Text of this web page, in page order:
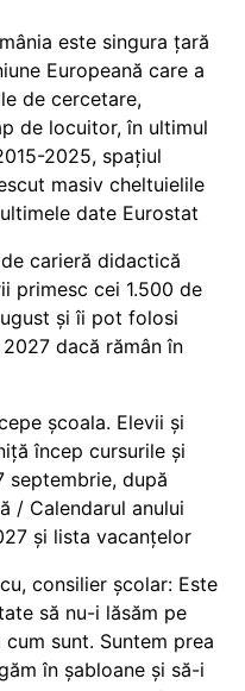
este singura țară
Europeană care a
de cercetare,
de locuitor, în ultimul
2025, spațiul
masiv cheltuielile
date Eurostat
de carieră didactică
primesc cei 1.500 de
și îi pot folosi
dacă rămân în
școala. Elevii și
încep cursurile și
septembrie, după
/ Calendarul anului
și lista vacanțelor
consilier școlar: Este
să nu-i lăsăm pe
sunt. Suntem prea
în șabloane și să-i